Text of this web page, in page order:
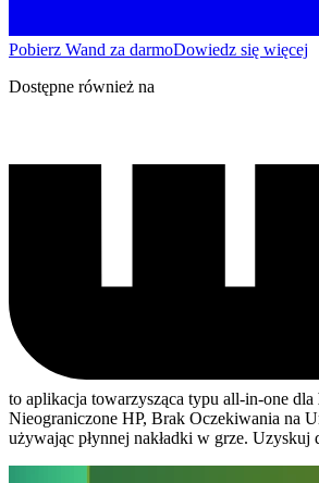
Pobierz Wand za darmoDowiedz się więcej
Dostępne również na
to aplikacja towarzysząca typu all-in-one dla
Nieograniczone HP, Brak Oczekiwania na
używając płynnej nakładki w grze.